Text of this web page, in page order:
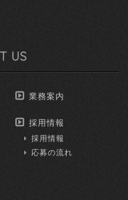
US
業務案内
採用情報
採用情報
応募の流れ